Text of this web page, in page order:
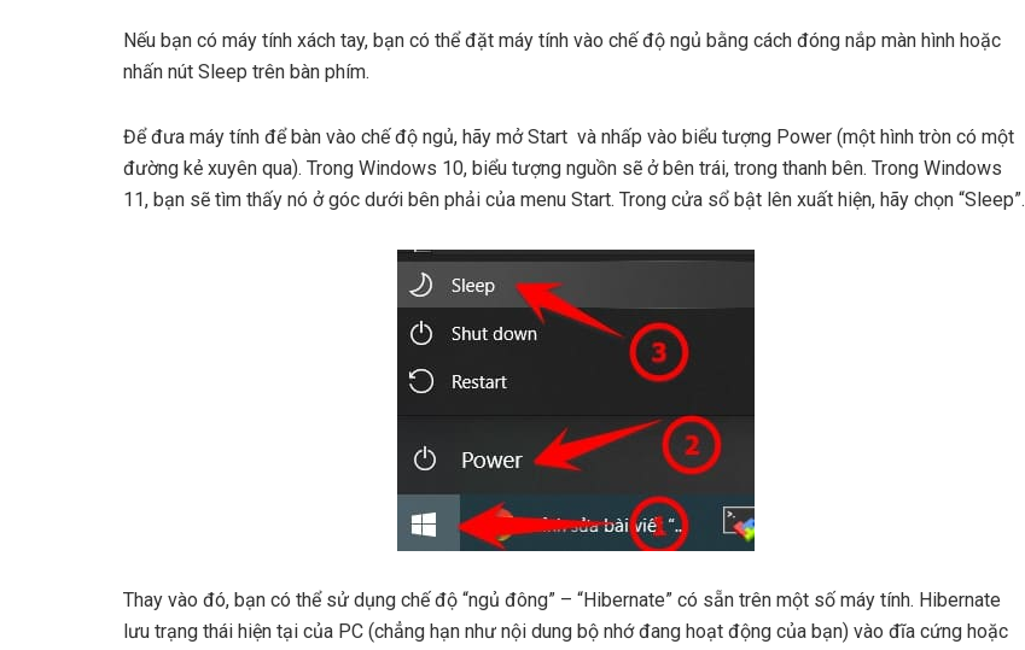
Nếu bạn có máy tính xách tay, bạn có thể đặt máy tính vào chế độ ngủ bằng cách đóng nắp màn hình hoặc
nhấn nút Sleep trên bàn phím.
Để đưa máy tính để bàn vào chế độ ngủ, hãy mở Start và nhấp vào biểu tượng Power (một hình tròn có một
đường kẻ xuyên qua). Trong Windows 10, biểu tượng nguồn sẽ ở bên trái, trong thanh bên. Trong Windows
11, bạn sẽ tìm thấy nó ở góc dưới bên phải của menu Start. Trong cửa sổ bật lên xuất hiện, hãy chọn “Sleep”.
Thay vào đó, bạn có thể sử dụng chế độ “ngủ đông” – “Hibernate” có sẵn trên một số máy tính. Hibernate
lưu trạng thái hiện tại của PC (chẳng hạn như nội dung bộ nhớ đang hoạt động của bạn) vào đĩa cứng hoặc